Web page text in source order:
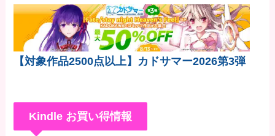
【対象作品2500点以上】カドサマー2026第3弾
Kindle お買い得情報